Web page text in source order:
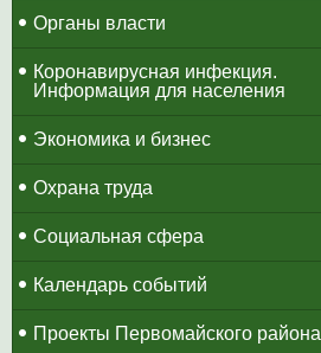
Органы власти
Коронавирусная инфекция.
Информация для населения
Экономика и бизнес
Охрана труда
Социальная сфера
Календарь событий
Проекты Первомайского района